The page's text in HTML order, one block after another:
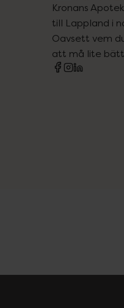
Kronans
till Lappland i
Oavsett vem
att må lite